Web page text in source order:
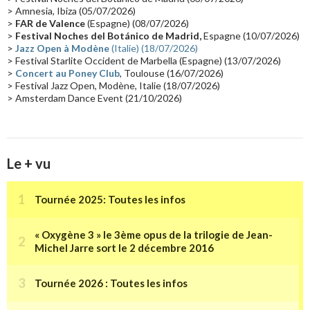
Synthé Roland(15) Belgique(15)
(14) Astronomie (14)
Tournée 2025(14) 2024(14) Chine(13)
> Amnesia, Ibiza (05/07/2026)
> FAR de Valence(Espagne) (08/07/2026)
> Festival Noches del Botánico de Madrid,Espagne (10/07/2026)
> Jazz Open à Modène(Italie) (18/07/2026)
> Festival Starlite Occident de Marbella (Espagne) (13/07/2026)
> Concert au Poney Club, Toulouse (16/07/2026)
> Festival Jazz Open, Modène, Italie (18/07/2026)
> Amsterdam Dance Event (21/10/2026)
Le + vu